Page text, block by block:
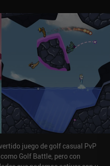
juego de golf casual PvP
Golf Battle, pero con